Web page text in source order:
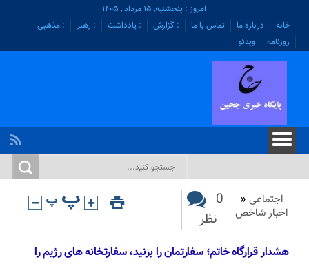
امروز : پنجشنبه, ۱۵ مرداد , ۱۴۰۵
خانه
درباره ما تماس با ما : گزارش : یادداشت : رهبر
: مذهبی
روزنامه
ویدئو
اجتماعی «
اخبار شاخص
0
نظر
هشدار قرارگاه خاتم؛ سفارتمان را بزنید، سفارتخانه های رژیم را